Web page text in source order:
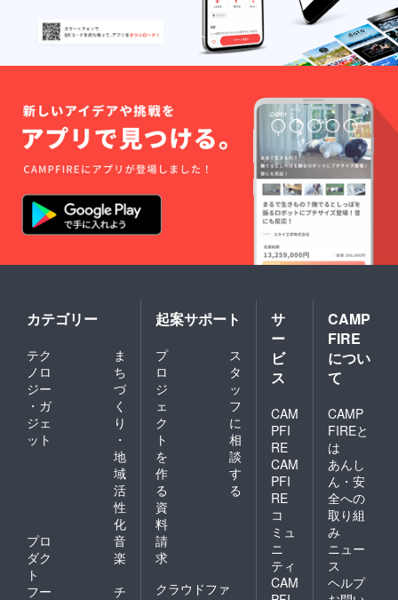
カテゴリー
テク
ノロ
ジー
・ガ
ジェ
ット
ま
ち
づ
く
り
・
地
域
活
性
化
プロ
ダク
ト
音
楽
フー
チ
起案サポート
プ
ロ
ジ
ェ
ク
ト
を
作
る
ス
タ
ッ
フ
に
相
談
す
る
資
料
請
求
クラウドファ
サ
ー
ビ
ス
CAM
PFI
RE
CAM
PFI
RE
コ
ミュ
ニ
ティ
CAM
CAMP
FIRE
につい
て
CAMP
FIREと
は
あんし
ん・安
全への
取り組
み
ニュー
ス
ヘルプ